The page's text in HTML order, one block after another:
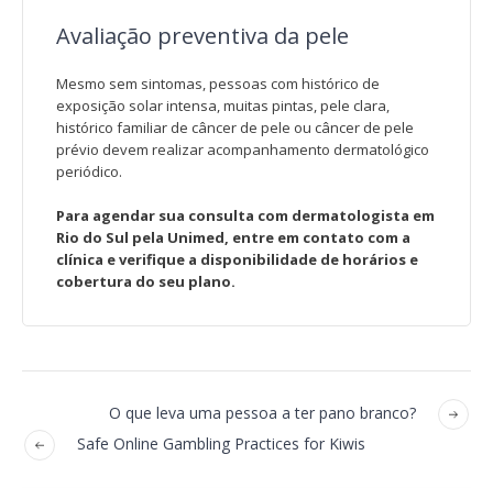
Avaliação preventiva da pele
Mesmo sem sintomas, pessoas com histórico de
exposição solar intensa, muitas pintas, pele clara,
histórico familiar de câncer de pele ou câncer de pele
prévio devem realizar acompanhamento dermatológico
periódico.
Para agendar sua consulta com dermatologista em
Rio do Sul pela Unimed, entre em contato com a
clínica e verifique a disponibilidade de horários e
cobertura do seu plano.
O que leva uma pessoa a ter pano branco?
Safe Online Gambling Practices for Kiwis